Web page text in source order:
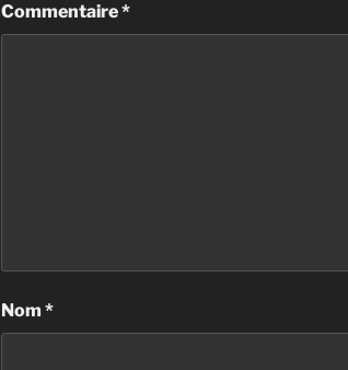
Commentaire*
Nom *